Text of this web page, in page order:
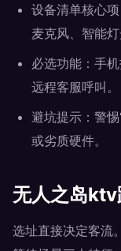
设备清单核心
麦克风、智能
必选功能：手
远程客服呼叫。
避坑提示：警
或劣质硬件。
无人之岛ktv
选址直接决定客流